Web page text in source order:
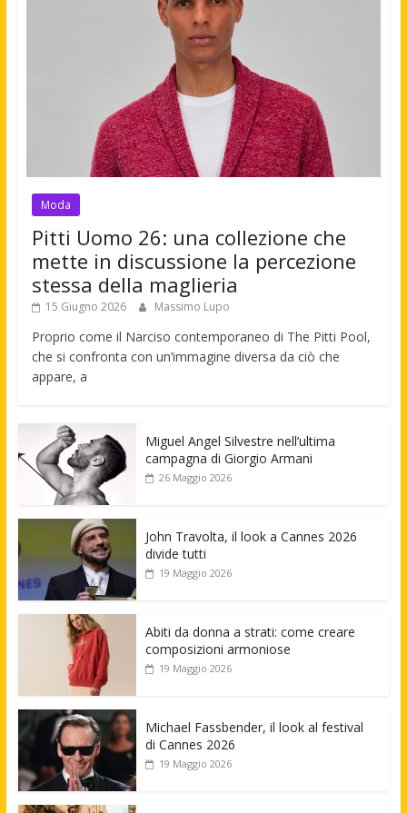
Moda
Pitti Uomo 26: una collezione che
mette in discussione la percezione
stessa della maglieria
15 Giugno 2026 Massimo Lupo
Proprio come il Narciso contemporaneo di The Pitti Pool,
che si confronta con un’immagine diversa da ciò che
appare, a
Miguel Angel Silvestre nell’ultima
campagna di Giorgio Armani
26 Maggio 2026
John Travolta, il look a Cannes 2026
divide tutti
19 Maggio 2026
Abiti da donna a strati: come creare
composizioni armoniose
19 Maggio 2026
Michael Fassbender, il look al festival
di Cannes 2026
19 Maggio 2026